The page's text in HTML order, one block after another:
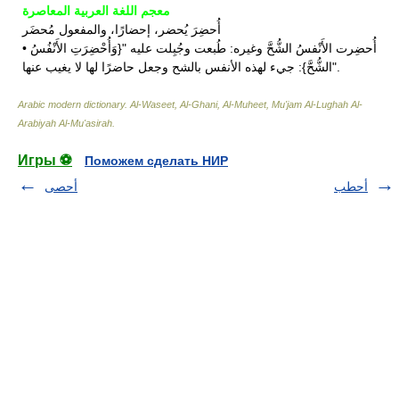
معجم اللغة العربية المعاصرة
أُحضِرَ يُحضر، إحضارًا، والمفعول مُحضَر
• أُحضِرت الأَنْفسُ الشُّحَّ وغيره: طُبعت وجُبِلت عليه "{وَأُحْضِرَتِ الأَنْفُسُ
الشُّحَّ}: جيء لهذه الأنفس بالشح وجعل حاضرًا لها لا يغيب عنها".
Arabic modern dictionary. Al-Waseet, Al-Ghani, Al-Muheet, Mu'jam Al-Lughah Al-
Arabiyah Al-Mu'asirah
Игры ⚽
Поможем сделать НИР
أحصى
أحطب